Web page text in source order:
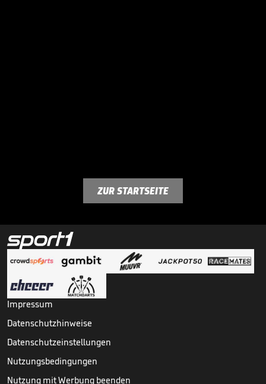
ZUR STARTSEITE
Impressum
Datenschutzhinweise
Datenschutzeinstellungen
Nutzungsbedingungen
Nutzung mit Werbung beenden